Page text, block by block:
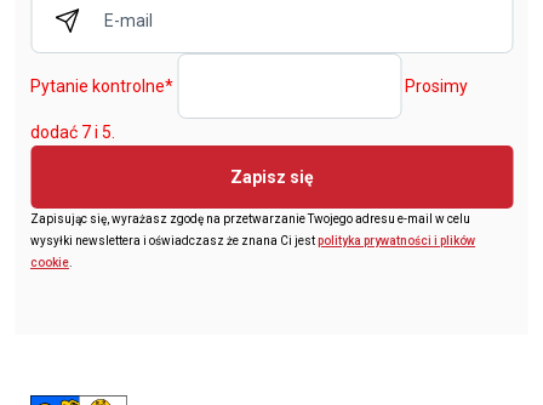
Pytanie kontrolne* Prosimy
dodać 7 i 5.
Zapisz się
Zapisując się, wyrażasz zgodę na przetwarzanie Twojego adresu e-mail w celu
wysyłki newslettera i oświadczasz że znana Ci jestpolityka prywatności i plików
cookie.